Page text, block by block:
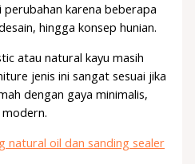
karena beberapa
hingga konsep hunian.
atau natural kayu masih
jenis ini sangat sesuai jika
dengan gaya minimalis,